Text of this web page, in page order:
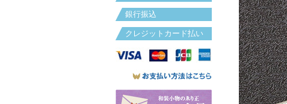
銀行振込
クレジットカード払い